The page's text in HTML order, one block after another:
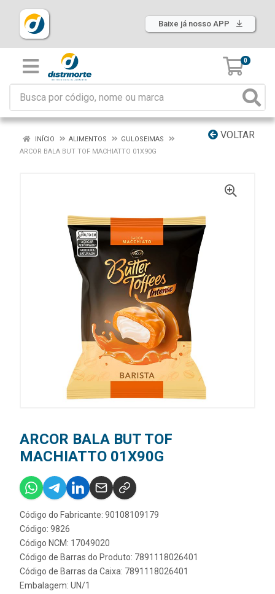
Baixe já nosso APP
0
VOLTAR
INÍCIO ALIMENTOS
GULOSEIMAS
ARCOR BALA BUT TOF MACHIATTO 01X90G
ARCOR BALA BUT TOF
MACHIATTO 01X90G
Código do Fabricante: 90108109179
Código: 9826
Código NCM: 17049020
Código de Barras do Produto: 7891118026401
Código de Barras da Caixa: 7891118026401
Embalagem: UN/1